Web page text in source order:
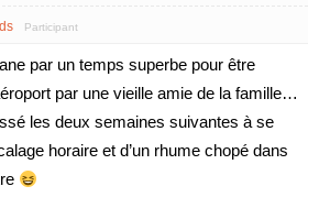
Participant
par un temps superbe pour être
par une vieille amie de la famille…
les deux semaines suivantes à se
horaire et d’un rhume chopé dans